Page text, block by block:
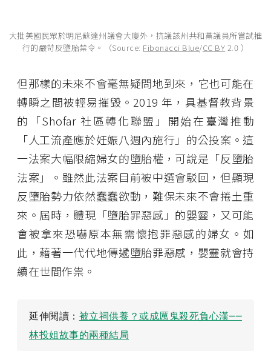
大批美國民眾於明尼蘇達州議會大廈外，抗議該州共和黨議員所嘗試推
行的嚴苛反墮胎禁令。（Source: Fibonacci Blue/CC BY 2.0 ）
但那樣的未來不會毫無疑問地到來，它也可能在
轉瞬之間被輕易摧毀。2019 年，具基督教背景
的「Shofar 社區轉化聯盟」開始在臺灣推動
「人工流產應於妊娠八週內施行」的公投案。這
一法案大幅限縮婦女的墮胎權，可說是「反墮胎
法案」。雖然此法案目前被中選會駁回，但顯現
反墮胎勢力依然蠢蠢欲動，難保未來不會捲土重
來。屆時，體現「墮胎罪惡感」的嬰靈，又可能
會被拿來恐嚇原本無需懷抱罪惡感的婦女。如
此，藉著一代代地傳遞墮胎罪惡感，嬰靈就會持
續在世間作祟。
延伸閱讀： 被立祠供養？或成厲鬼殺死負心漢──
林投姐故事的兩種結局